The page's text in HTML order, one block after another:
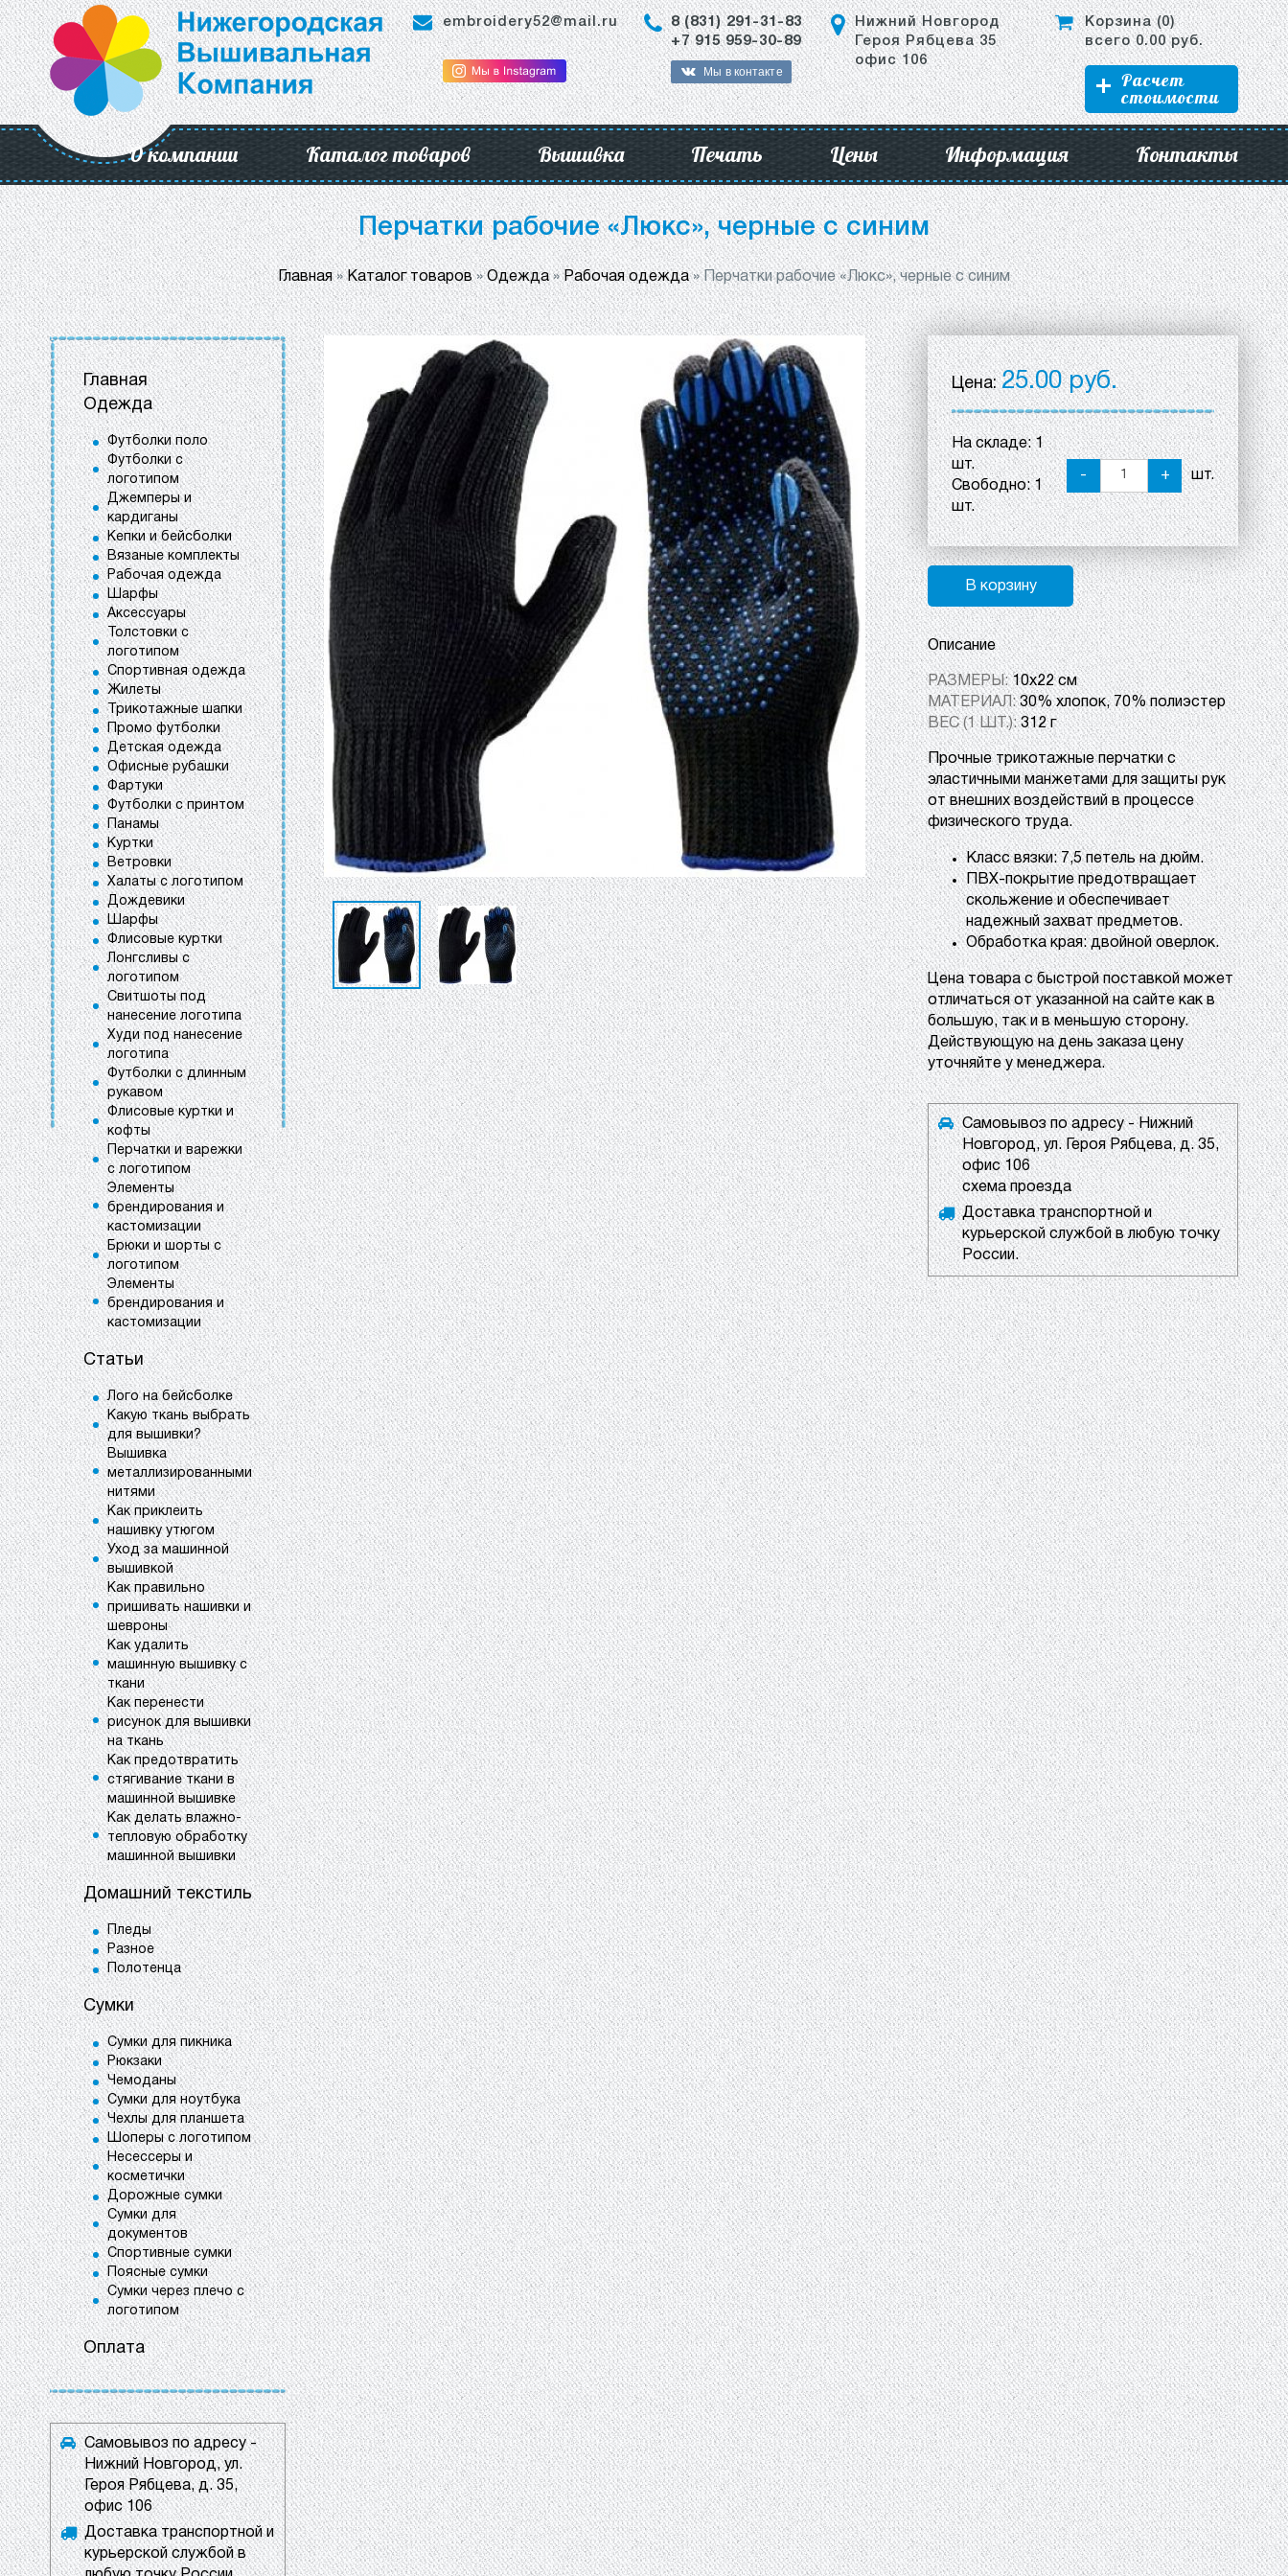
embroidery52@mail.ru
8 (831) 291-31-83
+7 915 959-30-89
Мы в контакте
Нижний Новгород
Героя Рябцева 35
офис 106
Корзина (0)
всего0.00руб.
Расчет
стоимости
О компании Каталог товаров Вышивка Печать Цены Информация Контакты
Перчатки рабочие «Люкс», черные с синим
Главная»Каталог товаров»Одежда»Рабочая одежда»Перчатки рабочие «Люкс», черные с синим
Главная
Одежда
Футболки поло
Футболки с
логотипом
Джемперы и
кардиганы
Кепки и бейсболки
Вязаные комплекты
Рабочая одежда
Шарфы
Аксессуары
Толстовки с
логотипом
Спортивная одежда
Жилеты
Трикотажные шапки
Промо футболки
Детская одежда
Офисные рубашки
Фартуки
Футболки с принтом
Панамы
Куртки
Ветровки
Халаты с логотипом
Дождевики
Шарфы
Флисовые куртки
Лонгсливы с
логотипом
Свитшоты под
нанесение логотипа
Худи под нанесение
логотипа
Футболки с длинным
рукавом
Флисовые куртки и
кофты
Перчатки и варежки
с логотипом
Элементы
брендирования и
кастомизации
Брюки и шорты с
логотипом
Элементы
брендирования и
кастомизации
Статьи
Лого на бейсболке
Какую ткань выбрать
для вышивки?
Вышивка
металлизированными
нитями
Как приклеить
нашивку утюгом
Уход за машинной
вышивкой
Как правильно
пришивать нашивки и
шевроны
Как удалить
машинную вышивку с
ткани
Как перенести
рисунок для вышивки
на ткань
Как предотвратить
стягивание ткани в
машинной вышивке
Как делать влажно-
тепловую обработку
машинной вышивки
Домашний текстиль
Пледы
Разное
Полотенца
Сумки
Сумки для пикника
Рюкзаки
Чемоданы
Сумки для ноутбука
Чехлы для планшета
Шоперы с логотипом
Несессеры и
косметички
Дорожные сумки
Сумки для
документов
Спортивные сумки
Поясные сумки
Сумки через плечо с
логотипом
Оплата
Самовывоз по адресу -
Нижний Новгород, ул.
Героя Рябцева, д. 35,
офис 106
Доставка транспортной и
курьерской службой в
Цена:25.00 руб.
На складе:1
шт.
Свободно:1
шт.
- + шт.
В корзину
Описание
РАЗМЕРЫ:10х22 см
МАТЕРИАЛ:30% хлопок, 70% полиэстер
ВЕС (1 ШТ.):312 г
Прочные трикотажные перчатки с
эластичными манжетами для защиты рук
от внешних воздействий в процессе
физического труда.
Класс вязки: 7,5 петель на дюйм.
ПВХ-покрытие предотвращает
скольжение и обеспечивает
надежный захват предметов.
Обработка края: двойной оверлок.
Цена товара с быстрой поставкой может
отличаться от указанной на сайте как в
большую, так и в меньшую сторону.
Действующую на день заказа цену
уточняйте у менеджера.
Самовывоз по адресу - Нижний
Новгород, ул. Героя Рябцева, д. 35,
офис 106
схема проезда
Доставка транспортной и
курьерской службой в любую точку
России.